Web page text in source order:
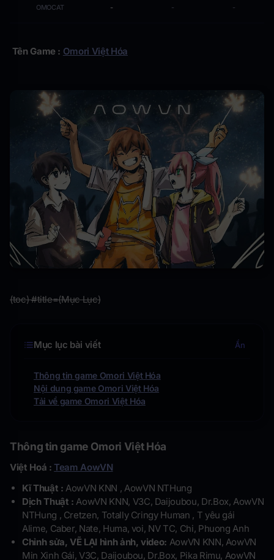
OMOCAT - - -
Tên Game : Omori Việt Hóa
(toc) #title=(Mục Lục)
Mục lục bài viết Ẩn
Thông tin game Omori Việt Hóa
Nội dung game Omori Việt Hóa
Tải về game Omori Việt Hóa
Thông tin game Omori Việt Hóa
Việt Hoá : Team AowVN
Kĩ Thuật :AowVN KNN , AowVN NTHung
Dịch Thuật : AowVN KNN, V3C, Daijoubou, Dr.Box, AowVN
NTHung , Cretzen, Totally Cringy Human , T yêu gái
Alime, Caber, Nate, Huma, voi, NV TC, Chi, Phuong Anh
Chỉnh sửa, VẼ LẠI hình ảnh, video: AowVN KNN, AowVN
Min Xinh Gái, V3C, Daijoubou, Dr.Box, Pika Rimu, AowVN